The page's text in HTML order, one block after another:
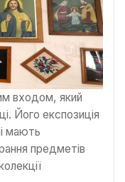
входом, який
Його експозиція
мають
предметів